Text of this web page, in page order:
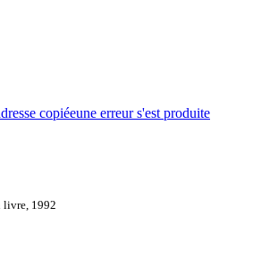
copiéeune erreur s'est produite
livre, 1992